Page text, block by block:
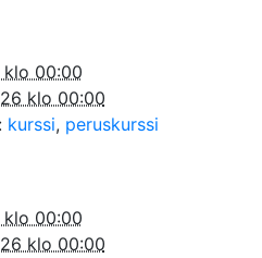
klo 00:00
klo 00:00
kurssi, peruskurssi
klo 00:00
klo 00:00